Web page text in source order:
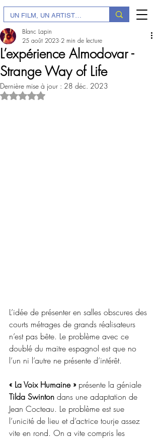
L’expérience Almodovar -
Strange Way of Life
Blanc Lapin
25 août 2023 2 min de lecture
Dernière mise à jour : 28 déc. 2023
Noté NaN étoiles sur 5.
L’idée de présenter en salles obscures des
courts métrages de grands réalisateurs
n’est pas bête. Le problème avec ce
doublé du maitre espagnol est que no
l’un ni l’autre ne présente d’intérêt.
« La Voix Humaine » présente la géniale
Tilda Swinton dans une adaptation de
Jean Cocteau. Le problème est sue
l’unicité de lieu et d’actrice tourje assez
vite en rond. On a vite compris les